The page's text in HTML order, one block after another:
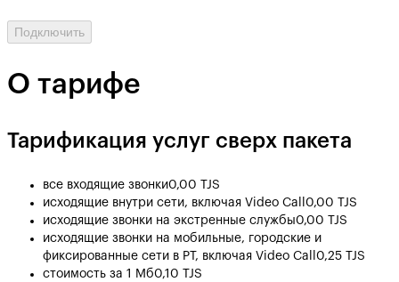
Подключить
О тарифе
Тарификация услуг сверх пакета
все входящие звонки0,00 TJS
исходящие внутри сети, включая Video Call 0,00 TJS
исходящие звонки на экстренные службы0,00 TJS
исходящие звонки на мобильные, городские и
фиксированные сети в РТ, включая Video Call 0,25 TJS
стоимость за 1 Мб0,10 TJS